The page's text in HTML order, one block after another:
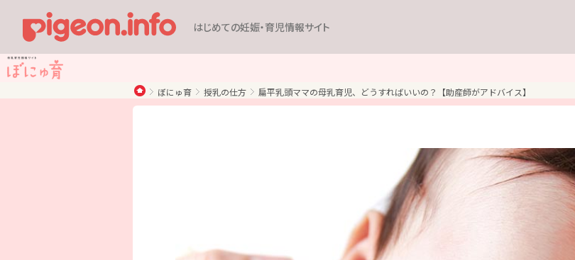
はじめての妊娠・育児情報サイト
ぼにゅ育 授乳の仕方 扁平乳頭ママの母乳育児、どうすればいいの？【助産師がアドバイス】